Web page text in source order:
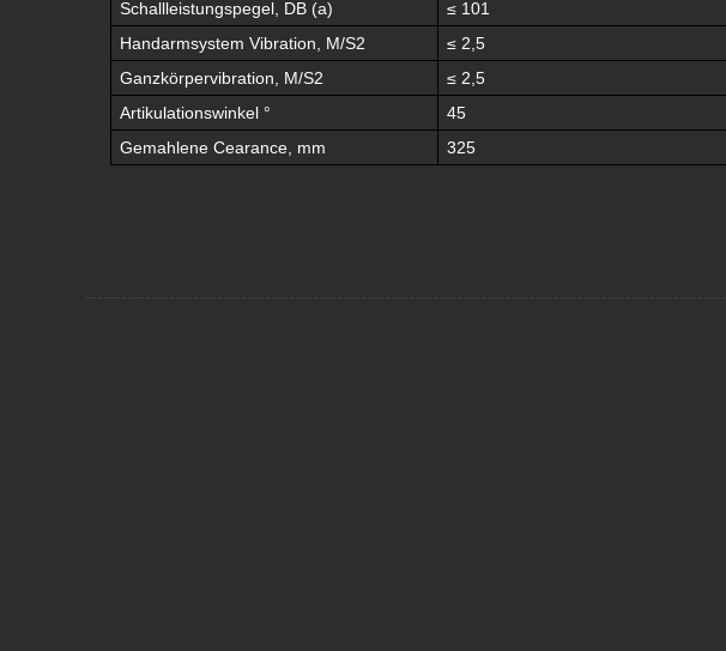
Schallleistungspegel, DB (a)
≤ 101
Handarmsystem Vibration, M/S2
≤ 2,5
Ganzkörpervibration, M/S2
≤ 2,5
Artikulationswinkel °
45
Gemahlene Cearance, mm
325